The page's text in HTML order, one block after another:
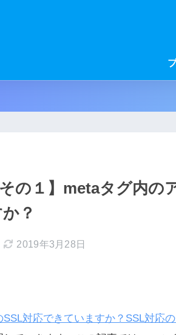
その１】metaタグ内
？
2019年3月28日
SSL対応できていますか？SSL対応